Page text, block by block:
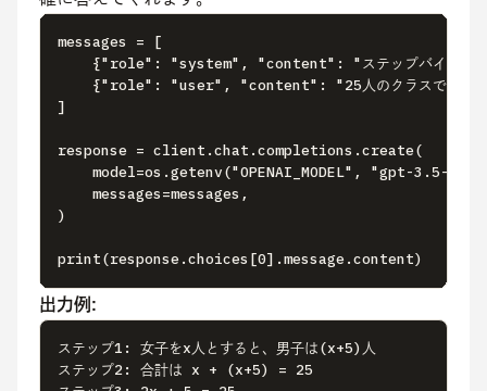
messages = [
{"role": "system", "content": "ステップバイステッ
{"role": "user", "content": "25人のクラスで、男子
]
response = client.chat.completions.create(
model=os.getenv("OPENAI_MODEL", "gpt-3.5-
    messages=messages,
)
print(response.choices[0].message.content)
出力例:
ステップ1: 女子をx人とすると、男子は(x+5)人
ステップ2: 合計は x + (x+5) = 25